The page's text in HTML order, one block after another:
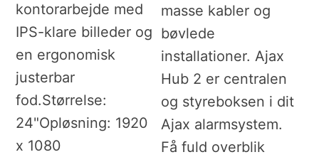
kontorarbejde med
IPS-klare billeder og
en ergonomisk
justerbar
fod.Størrelse:
24"Opløsning: 1920
x 1080
masse kabler og
bøvlede
installationer. Ajax
Hub 2 er centralen
og styreboksen i dit
Ajax alarmsystem.
Få fuld overblik